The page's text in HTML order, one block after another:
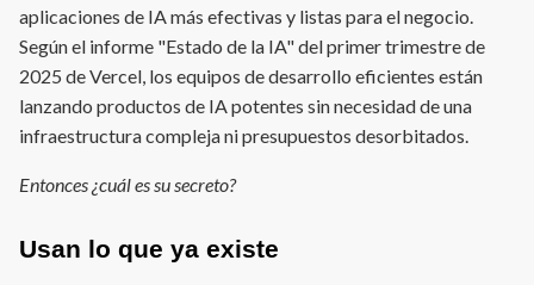
aplicaciones de IA más efectivas y listas para el negocio.
Según el informe "Estado de la IA" del primer trimestre de
2025 de Vercel, los equipos de desarrollo eficientes están
lanzando productos de IA potentes sin necesidad de una
infraestructura compleja ni presupuestos desorbitados.
Entonces ¿cuál es su secreto?
Usan lo que ya existe